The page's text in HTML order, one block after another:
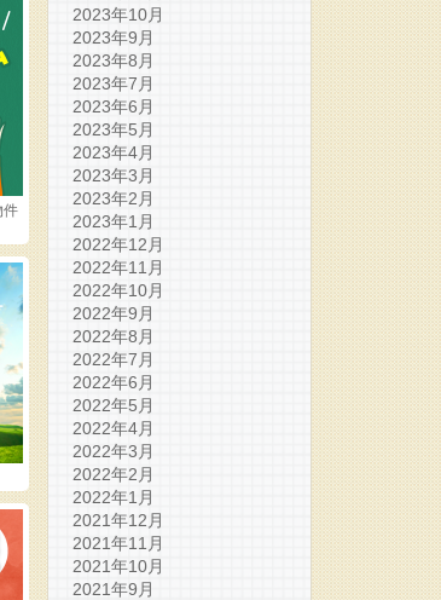
2023年10月
2023年9月
2023年8月
2023年7月
2023年6月
2023年5月
2023年4月
2023年3月
2023年2月
2023年1月
2022年12月
2022年11月
2022年10月
2022年9月
2022年8月
2022年7月
2022年6月
2022年5月
2022年4月
2022年3月
2022年2月
2022年1月
2021年12月
2021年11月
2021年10月
2021年9月
件